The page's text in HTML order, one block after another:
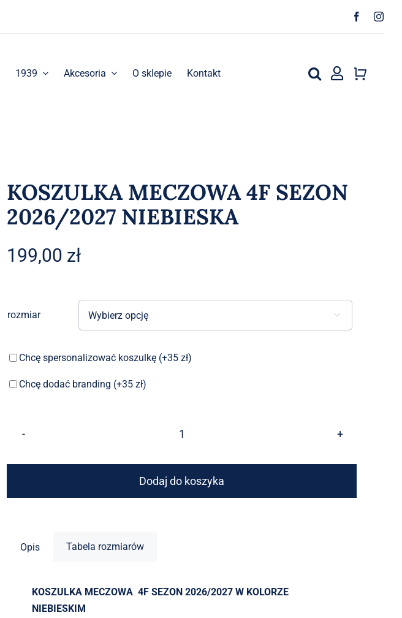
1939 Akcesoria O sklepie Kontakt
KOSZULKA MECZOWA 4F SEZON
2026/2027 NIEBIESKA
199,00 zł
rozmiar 
Chcę spersonalizować koszulkę (+35 zł)
Chcę dodać branding (+35 zł)
ilość
MECZOWA
4F
Dodaj do koszyka
Opis Tabela rozmiarów
KOSZULKA MECZOWA 4F SEZON 2026/2027 W KOLORZE
NIEBIESKIM